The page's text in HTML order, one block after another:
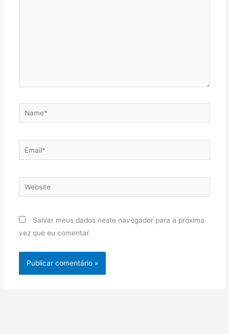
Name*
Email*
Website
Salvar meus dados neste navegador para a próxima
vez que eu comentar.